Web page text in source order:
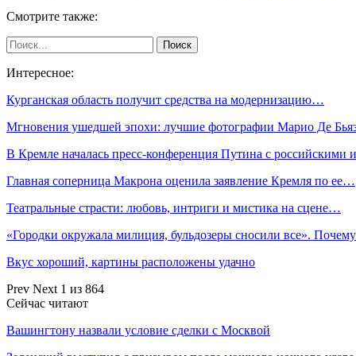
Смотрите также:
Интересное:
Курганская область получит средства на модернизацию…
Мгновения ушедшей эпохи: лучшие фотографии Марио Де
В Кремле началась пресс-конференция Путина с российскими
Главная соперница Макрона оценила заявление Кремля по ее…
Театральные страсти: любовь, интриги и мистика на сцене…
«Городки окружала милиция, бульдозеры сносили все».
Вкус хороший, картины расположены удачно
Prev Next 1 из 864
Сейчас читают
Вашингтону назвали условие сделки с Москвой